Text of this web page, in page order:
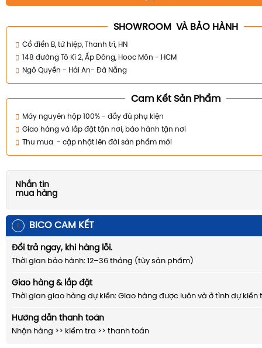
SHOWROOM VÀ BẢO HÀNH
Cổ điển B, tứ hiệp, Thanh trì, HN
148 đường Tô Kí 2, Ấp Đông, Hooc Môn - HCM
Ngô Quyền - Hải An- Đà Nẵng
Cam Kết Sản Phẩm
Máy nguyên hộp 100% - đầy đủ phụ kiện
Giao hàng và lắp đặt tận nơi, bảo hành tận nơi
Thu mua - cập nhật lên đời sản phẩm mới
Nhắn tin
mua hàng
BICO CAM KẾT
Đổi trả ngay, khi hàng lỗi.
Thời gian bảo hành: 12–36 tháng (tùy sản phẩm)
Giao hàng & lắp đặt
Thời gian giao hàng dự kiến: Giao hàng được luôn và ở tình dự kiến
Hướng dẫn thanh toán
Nhận hàng >> kiểm tra >> thanh toán